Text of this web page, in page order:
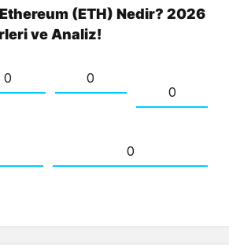
Ethereum (ETH) Nedir? 2026
ve Analiz!
0
0
0
0